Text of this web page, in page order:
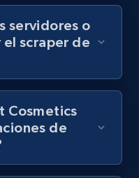
videos
md5, Video url,
more.
Prueba gratuita
servidores o
scraper de
Cosmetics
de